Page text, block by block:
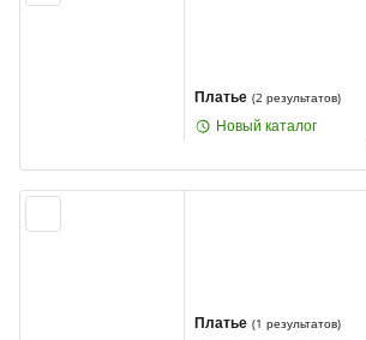
Платье (2 результатов)
Новый каталог
Платье (1 результатов)